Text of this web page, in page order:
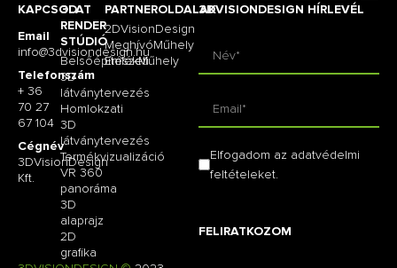
KAPCSOLAT
Email
info@3dvisiondesign.hu
Telefonszám
+ 36
70 27
67 104
Cégnév
3DVisionDesign
Kft.
3D
RENDER
STÚDIÓ
Belsőépítészeti
3D
látványtervezés
Homlokzati
3D
látványtervezés
Termékvizualizáció
VR 360
panoráma
3D
alaprajz
2D
grafika
PARTNEROLDALAK
2DVisionDesign
MeghívóMűhely
EmlékMűhely
3DVISIONDESIGN HÍRLEVÉL
Elfogadom az adatvédelmi
feltételeket.
FELIRATKOZOM